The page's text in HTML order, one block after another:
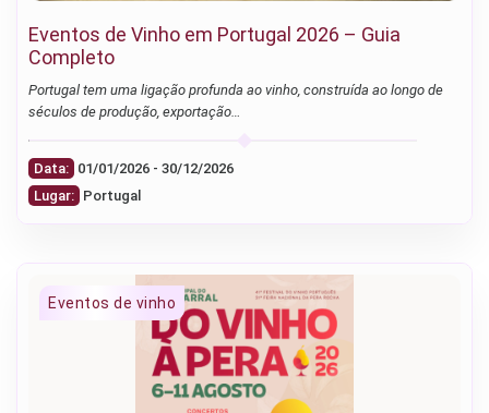
Eventos de Vinho em Portugal 2026 – Guia
Completo
Portugal tem uma ligação profunda ao vinho, construída ao longo de
séculos de produção, exportação…
Data:
01/01/2026 - 30/12/2026
Lugar: Portugal